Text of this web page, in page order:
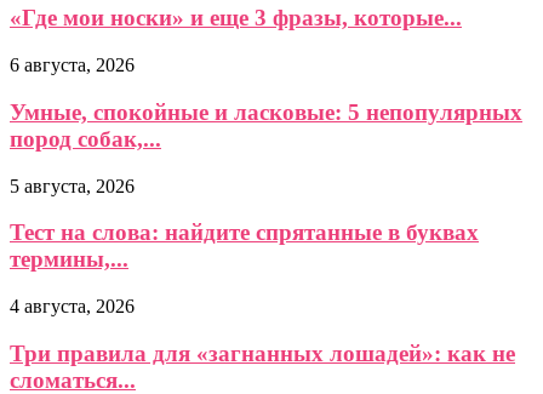
«Где мои носки» и еще 3 фразы, которые...
6 августа, 2026
Умные, спокойные и ласковые: 5 непопулярных
пород собак,...
5 августа, 2026
Тест на слова: найдите спрятанные в буквах
термины,...
4 августа, 2026
Три правила для «загнанных лошадей»: как не
сломаться...